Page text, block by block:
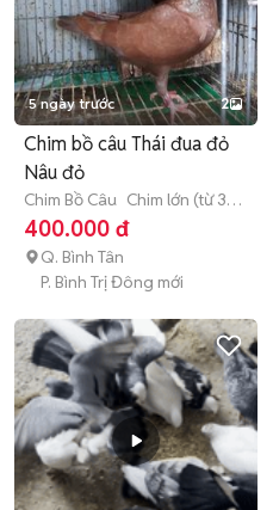
5 ngày trước 2
Chim bồ câu Thái đua đỏ
Nâu đỏ
Chim Bồ Câu Chim lớn (từ 3
tháng tuổi)
400.000 đ
Q. Bình Tân
P. Bình Trị Đông mới